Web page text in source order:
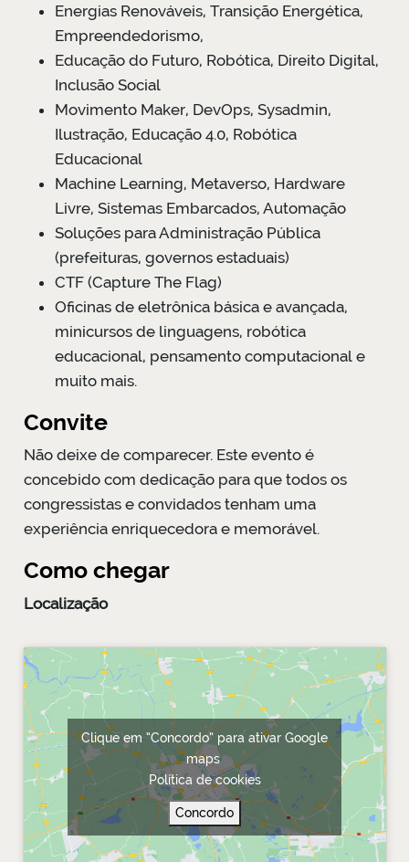
Energias Renováveis, Transição Energética,
Empreendedorismo,
Educação do Futuro, Robótica, Direito Digital,
Inclusão Social
Movimento Maker, DevOps, Sysadmin,
Ilustração, Educação 4.0, Robótica
Educacional
Machine Learning, Metaverso, Hardware
Livre, Sistemas Embarcados, Automação
Soluções para Administração Pública
(prefeituras, governos estaduais)
CTF (Capture The Flag)
Oficinas de eletrônica básica e avançada,
minicursos de linguagens, robótica
educacional, pensamento computacional e
muito mais.
Convite
Não deixe de comparecer. Este evento é
concebido com dedicação para que todos os
congressistas e convidados tenham uma
experiência enriquecedora e memorável.
Como chegar
Localização
Clique em “Concordo” para ativar Google
maps
Política de cookies
Concordo